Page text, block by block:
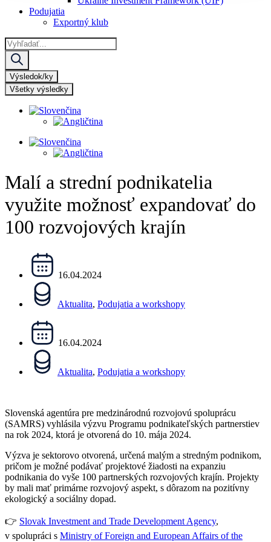
Podujatia
Exportný klub
Search
...
Výsledok/ky
Všetky výsledky
Malí a strední podnikatelia
využite možnosť expandovať do
100 rozvojových krajín
16.04.2024
Aktualita, Podujatia a workshopy
16.04.2024
Aktualita, Podujatia a workshopy
Slovenská agentúra pre medzinárodnú rozvojovú spoluprácu
(SAMRS) vyhlásila výzvu Programu podnikateľských partnerstiev
na rok 2024, ktorá je otvorená do 10. mája 2024.
Výzva je sektorovo otvorená, určená malým a stredným podnikom,
pričom je možné podávať projektové žiadosti na expanziu
podnikania do vyše 100 partnerských rozvojových krajín. Projekty
by mali mať primárne rozvojový aspekt, s dôrazom na pozitívny
ekologický a sociálny dopad.
👉 Slovak Investment and Trade Development Agency,
v spolupráci s Ministry of Foreign and European Affairs of the